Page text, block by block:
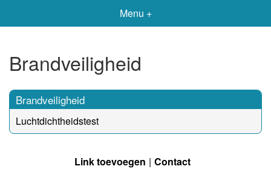
Menu +
Brandveiligheid
Brandveiligheid
Luchtdichtheidstest
Link toevoegen Contact